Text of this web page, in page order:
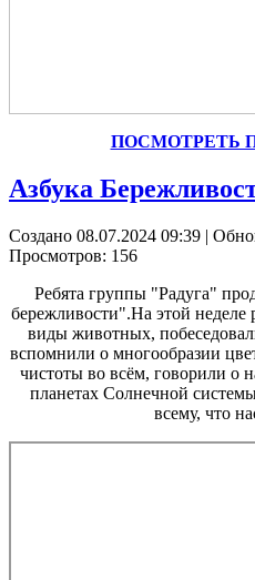
ПОСМОТРЕТЬ
Азбука
Создано 08.07.2024 09:39 |
Просмотров: 156
Ребята группы "Радуга"
бережливости".На этой
виды животных,
вспомнили о многообразии
чистоты во всём, говорили о
планетах Солнечной
всему, что